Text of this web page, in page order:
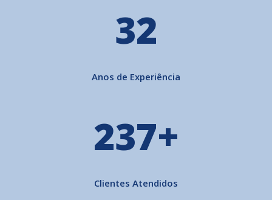
34
Anos de Experiência
329+
Clientes Atendidos